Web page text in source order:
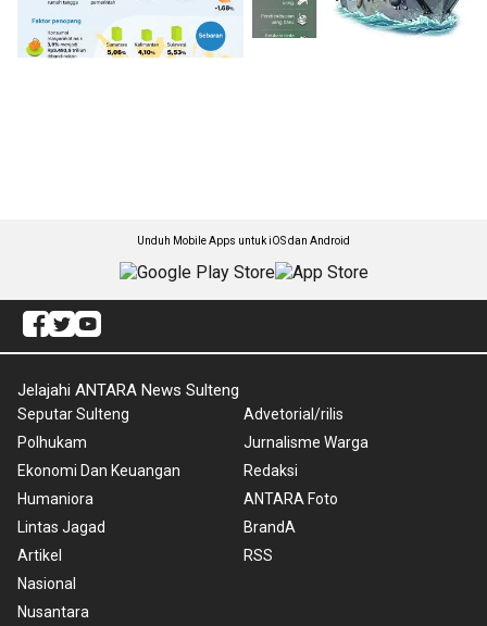
Unduh Mobile Apps untuk iOS dan Android
Jelajahi ANTARA News Sulteng
Seputar Sulteng
Polhukam
Ekonomi Dan Keuangan
Humaniora
Lintas Jagad
Artikel
Nasional
Nusantara
Advetorial/rilis
Jurnalisme Warga
Redaksi
ANTARA Foto
BrandA
RSS